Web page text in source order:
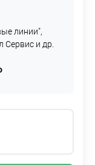
линии",
Сервис и др.